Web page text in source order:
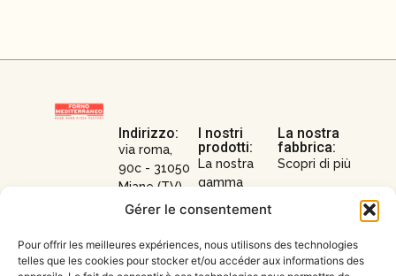
Gérer le consentement
Pour offrir les meilleures expériences, nous utilisons des technologies
telles que les cookies pour stocker et/ou accéder aux informations des
Indirizzo:
via roma,
90c - 31050
Miane (TV)
04 90 33 91
27
I nostri
prodotti:
La nostra
gamma
gamma
fresca
La nostra
fabbrica:
Scopri di più